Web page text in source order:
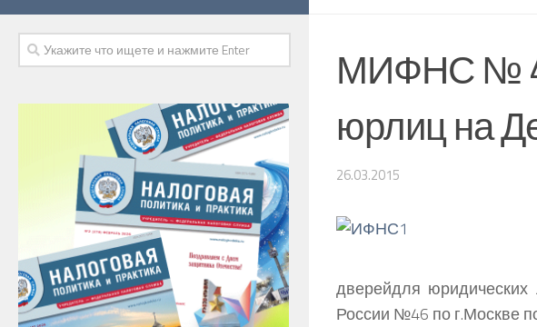
МИФНС №
юрлиц на
26.03.2015
дверейдля
России №46 по г.Москве